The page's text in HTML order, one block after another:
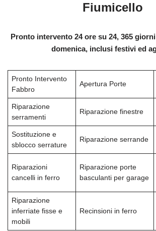
Fiumicello
Pronto intervento 24 ore su 24, 365
domenica, inclusi festivi ed
Pronto Intervento
Fabbro
Apertura Porte
Riparazione
serramenti
Riparazione finestre
Sostituzione e
sblocco serrature
Riparazione serrande
Riparazioni
cancelli in ferro
Riparazione porte
basculanti per garage
Riparazione
inferriate fisse e
mobili
Recinsioni in ferro